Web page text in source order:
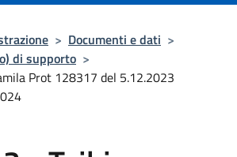
> Documenti e dati >
di supporto >
Prot 128317 del 5.12.2023